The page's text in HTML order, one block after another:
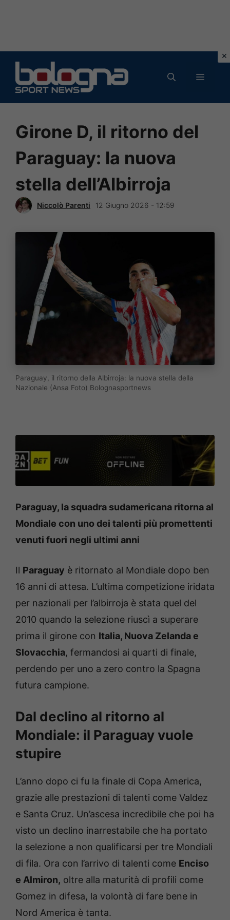
contenuto
MENU
Girone D, il ritorno del
Paraguay: la nuova
stella dell’Albirroja
Niccolò Parenti 12 Giugno 2026 - 12:59
Paraguay, il ritorno della Albirroja: la nuova stella della
Nazionale (Ansa Foto) Bolognasportnews
Paraguay, la squadra sudamericana ritorna al
Mondiale con uno dei talenti più promettenti
venuti fuori negli ultimi anni
Il Paraguay è ritornato al Mondiale dopo ben
16 anni di attesa. L’ultima competizione iridata
per nazionali per l’albirroja è stata quel del
2010 quando la selezione riuscì a superare
prima il girone con Italia, Nuova Zelanda e
Slovacchia, fermandosi ai quarti di finale,
perdendo per uno a zero contro la Spagna
futura campione.
Dal declino al ritorno al
Mondiale: il Paraguay vuole
stupire
L’anno dopo ci fu la finale di Copa America,
grazie alle prestazioni di talenti come Valdez
e Santa Cruz. Un’ascesa incredibile che poi ha
visto un declino inarrestabile che ha portato
la selezione a non qualificarsi per tre Mondiali
di fila. Ora con l’arrivo di talenti come Enciso
e Almiron, oltre alla maturità di profili come
Gomez in difesa, la volontà di fare bene in
Nord America è tanta.